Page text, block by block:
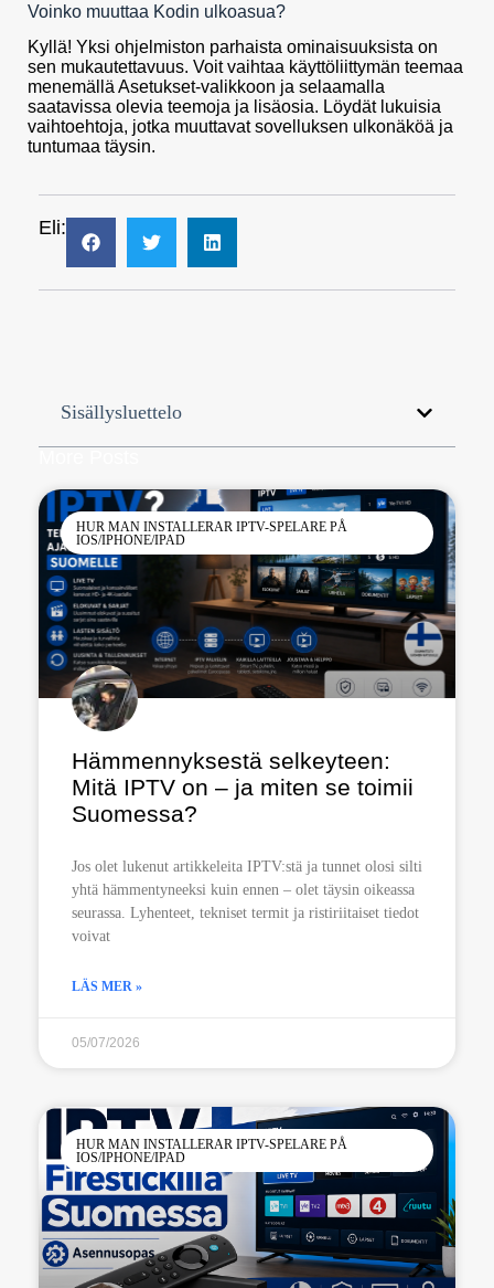
Voinko muuttaa Kodin ulkoasua?
Kyllä! Yksi ohjelmiston parhaista ominaisuuksista on
sen mukautettavuus. Voit vaihtaa käyttöliittymän teemaa
menemällä Asetukset-valikkoon ja selaamalla
saatavissa olevia teemoja ja lisäosia. Löydät lukuisia
vaihtoehtoja, jotka muuttavat sovelluksen ulkonäköä ja
tuntumaa täysin.
Eli:
Sisällysluettelo
HUR MAN INSTALLERAR IPTV-SPELARE PÅ
IOS/IPHONE/IPAD
Hämmennyksestä selkeyteen:
Mitä IPTV on – ja miten se toimii
Suomessa?
Jos olet lukenut artikkeleita IPTV:stä ja tunnet olosi silti
yhtä hämmentyneeksi kuin ennen – olet täysin oikeassa
seurassa. Lyhenteet, tekniset termit ja ristiriitaiset tiedot
voivat
LÄS MER »
05/07/2026
HUR MAN INSTALLERAR IPTV-SPELARE PÅ
IOS/IPHONE/IPAD